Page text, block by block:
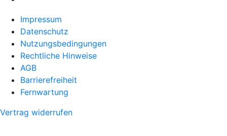
Impressum
Datenschutz
Nutzungsbedingungen
Rechtliche Hinweise
AGB
Barrierefreiheit
Fernwartung
Vertrag widerrufen